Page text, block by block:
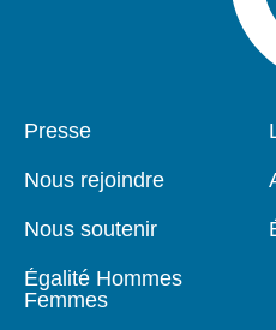
Pied
Presse
Nous rejoindre
Nous soutenir
Égalité Hommes
Femmes